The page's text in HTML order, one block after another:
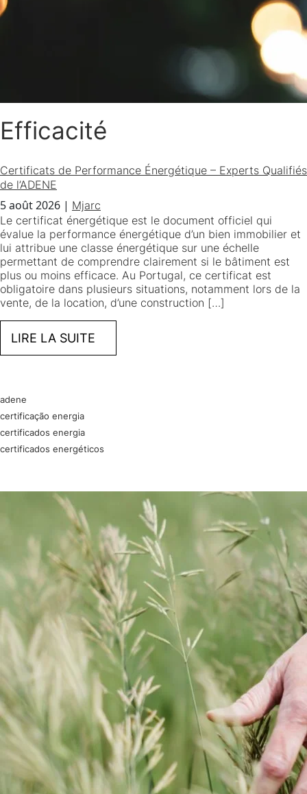
Efficacité
Certificats de Performance Énergétique – Experts Qualifiés
de l’ADENE
5 août 2026 | Mjarc
Le certificat énergétique est le document officiel qui
évalue la performance énergétique d’un bien immobilier et
lui attribue une classe énergétique sur une échelle
permettant de comprendre clairement si le bâtiment est
plus ou moins efficace. Au Portugal, ce certificat est
obligatoire dans plusieurs situations, notamment lors de la
vente, de la location, d’une construction […]
LIRE LA SUITE
adene
certificação energia
certificados energia
certificados energéticos